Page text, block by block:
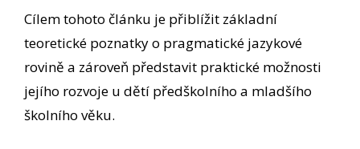
Cílem tohoto článku je přiblížit základní
teoretické poznatky o pragmatické jazykové
rovině a zároveň představit praktické možnosti
jejího rozvoje u dětí předškolního a mladšího
školního věku.